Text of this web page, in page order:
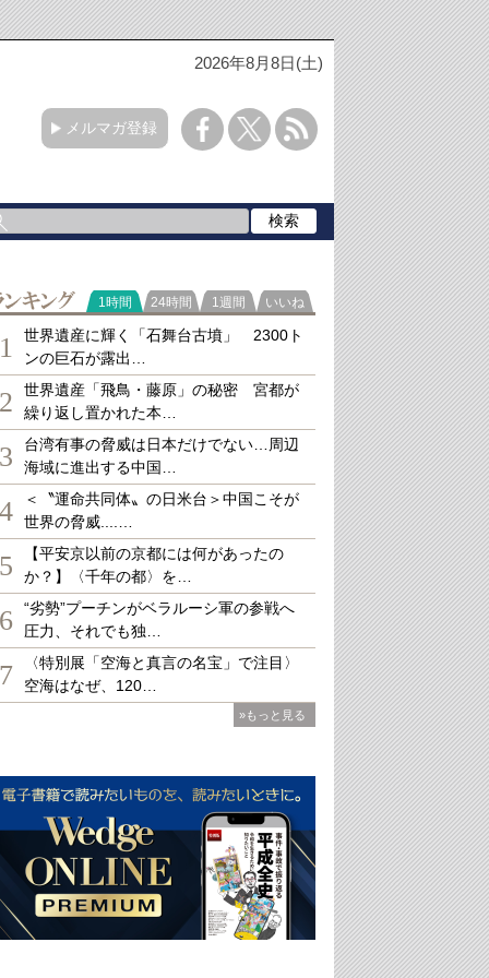
2026年8月8日(土)
メルマガ登録
ランキング
1時間 24時間 1週間 いいね
1
世界遺産に輝く「石舞台古墳」 2300ト
ンの巨石が露出…
2
世界遺産「飛鳥・藤原」の秘密 宮都が
繰り返し置かれた本…
3
台湾有事の脅威は日本だけでない…周辺
海域に進出する中国…
4
＜〝運命共同体〟の日米台＞中国こそが
世界の脅威....…
5
【平安京以前の京都には何があったの
か？】〈千年の都〉を…
6
“劣勢”プーチンがベラルーシ軍の参戦へ
圧力、それでも独…
7
〈特別展「空海と真言の名宝」で注目〉
空海はなぜ、120…
»もっと見る